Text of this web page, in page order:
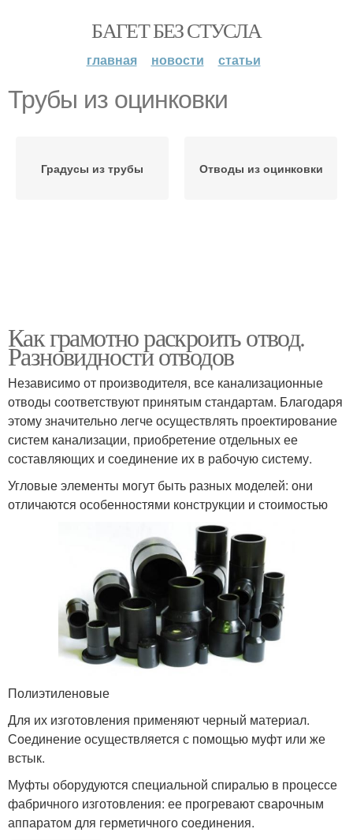
БАГЕТ БЕЗ СТУСЛА
главная новости статьи
Трубы из оцинковки
Градусы из трубы Отводы из оцинковки
Как грамотно раскроить отвод.
Разновидности отводов
Независимо от производителя, все канализационные
отводы соответствуют принятым стандартам. Благодаря
этому значительно легче осуществлять проектирование
систем канализации, приобретение отдельных ее
составляющих и соединение их в рабочую систему.
Угловые элементы могут быть разных моделей: они
отличаются особенностями конструкции и стоимостью
Полиэтиленовые
Для их изготовления применяют черный материал.
Соединение осуществляется с помощью муфт или же
встык.
Муфты оборудуются специальной спиралью в процессе
фабричного изготовления: ее прогревают сварочным
аппаратом для герметичного соединения.